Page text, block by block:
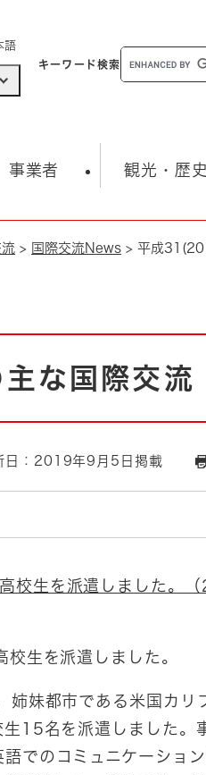
語
キーワード検索
生涯学習・スポーツ
事業者
入札・契約情報
環境
観光・歴史
観光スポット
とじる
要 総合計
職員採
・施設の案内
オープンデータ
流 > 国際交流News > 平成
な国際交流
日：2019年9月5日掲載
校生を派遣しました。
生を派遣しました。
妹都市である米国カリ
15名を派遣しました。
でのコミュニケーショ